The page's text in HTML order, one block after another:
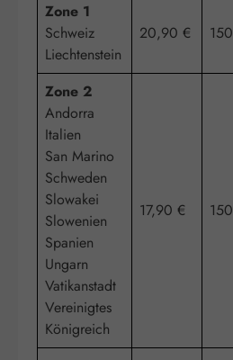
Zone 1
Schweiz
Liechtenstein
20,90 €
Zone 2
Andorra
Italien
San Marino
Schweden
Slowakei
Slowenien
Spanien
Ungarn
Vatikanstadt
Vereinigtes
Königreich
17,90 €